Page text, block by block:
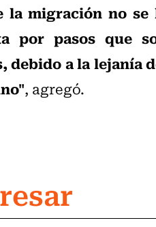
la migración no
por pasos que
debido a la lejanía
, agregó.